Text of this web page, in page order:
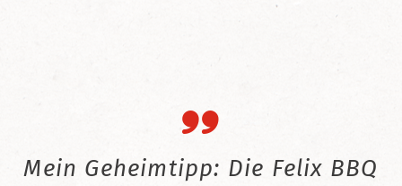
Mein Geheimtipp: Die Felix BBQ